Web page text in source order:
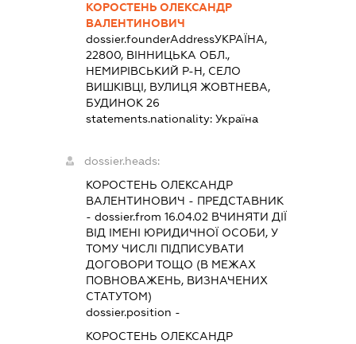
КОРОСТЕНЬ ОЛЕКСАНДР
ВАЛЕНТИНОВИЧ
dossier.founderAddressУКРАЇНА,
22800, ВІННИЦЬКА ОБЛ.,
НЕМИРІВСЬКИЙ Р-Н, СЕЛО
ВИШКІВЦІ, ВУЛИЦЯ ЖОВТНЕВА,
БУДИНОК 26
statements.nationality:Україна
dossier.heads:
КОРОСТЕНЬ ОЛЕКСАНДР
ВАЛЕНТИНОВИЧ - ПРЕДСТАВНИК
- dossier.from 16.04.02 ВЧИНЯТИ ДІЇ
ВІД ІМЕНІ ЮРИДИЧНОЇ ОСОБИ, У
ТОМУ ЧИСЛІ ПІДПИСУВАТИ
ДОГОВОРИ ТОЩО (В МЕЖАХ
ПОВНОВАЖЕНЬ, ВИЗНАЧЕНИХ
СТАТУТОМ)
dossier.position -
КОРОСТЕНЬ ОЛЕКСАНДР